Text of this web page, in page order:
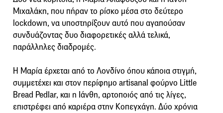
Μιχαλάκη, που πήραν το ρίσκο μέσα στο δεύτερο
lockdown, να υποστηρίξουν αυτό που αγαπούσαν
συνδυάζοντας δυο διαφορετικές αλλά τελικά,
παράλληλες διαδρομές.
Η Μαρία έρχεται από το Λονδίνο όπου κάποια στιγμή,
συμμετέχει και στον περίφημο artisanal φούρνο Little
Bread Pedlar, και η Ιάνθη, αρτοποιός από τις λίγες,
επιστρέφει από καριέρα στην Κοπεγχάγη. Δύο χρόνια